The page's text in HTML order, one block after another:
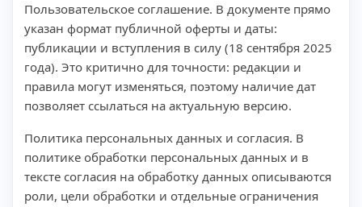
Пользовательское соглашение. В документе прямо
указан формат публичной оферты и даты:
публикации и вступления в силу (18 сентября 2025
года). Это критично для точности: редакции и
правила могут изменяться, поэтому наличие дат
позволяет ссылаться на актуальную версию.
Политика персональных данных и согласия. В
политике обработки персональных данных и в
тексте согласия на обработку данных описываются
роли, цели обработки и отдельные ограничения